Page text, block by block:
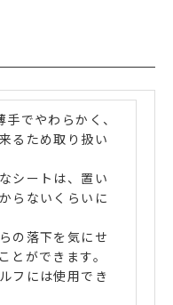
でやわらかく、
るため取り扱い
シートは、置い
らないくらいに
の落下を気にせ
とができます。
フには使用でき